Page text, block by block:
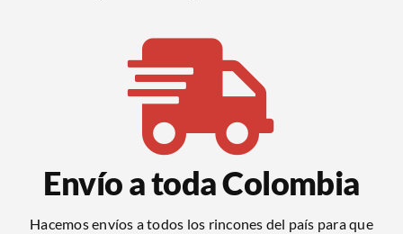
Envío a toda Colombia
Hacemos envíos a todos los rincones del país para que